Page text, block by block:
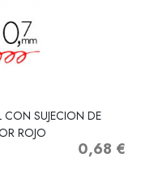
SUJECION DE
ROJO
Precio
0,68 €